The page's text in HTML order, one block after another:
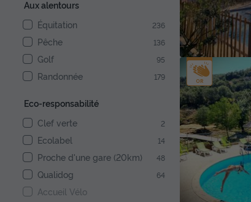
Aux alentours
Équitation
236
Pêche 136
Golf 95
Randonnée 179
Eco-responsabilité
Clef verte
2
Ecolabel 14
Proche d'une gare (20km) 48
Qualidog 64
Accueil Vélo